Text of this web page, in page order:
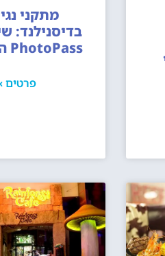
מתקני
בדיסנילנד:
PhotoPass המשתלם
פרטים